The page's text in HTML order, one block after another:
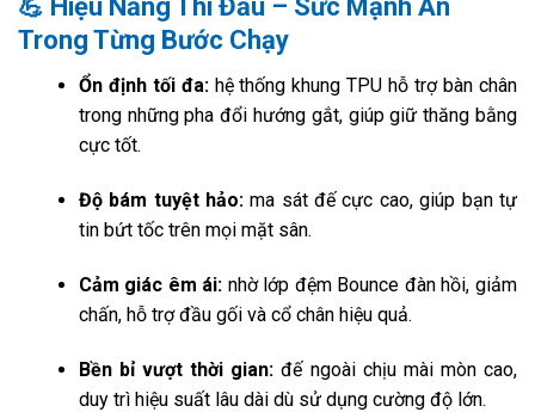
💪 Hiệu Năng Thi Đấu – Sức Mạnh Ẩn
Trong Từng Bước Chạy
Ổn định tối đa:hệ thống khung TPU hỗ trợ bàn chân
trong những pha đổi hướng gắt, giúp giữ thăng bằng
cực tốt.
Độ bám tuyệt hảo:ma sát đế cực cao, giúp bạn tự
tin bứt tốc trên mọi mặt sân.
Cảm giác êm ái: nhờ lớp đệm Bounce đàn hồi, giảm
chấn, hỗ trợ đầu gối và cổ chân hiệu quả.
Bền bỉ vượt thời gian: đế ngoài chịu mài mòn cao,
duy trì hiệu suất lâu dài dù sử dụng cường độ lớn.